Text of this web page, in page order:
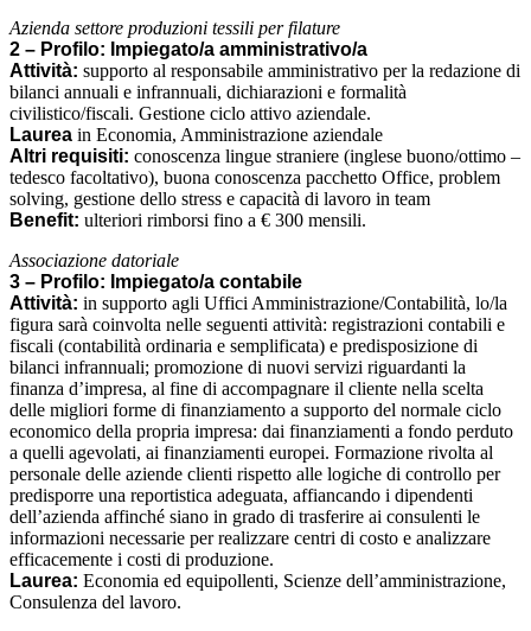
Azienda settore produzioni tessili per filature
2 – Profilo: Impiegato/a amministrativo/a
Attività: supporto al responsabile amministrativo per la redazione di
bilanci annuali e infrannuali, dichiarazioni e formalità
civilistico/fiscali. Gestione ciclo attivo aziendale.
Laurea in Economia, Amministrazione aziendale
Altri requisiti: conoscenza lingue straniere (inglese buono/ottimo –
tedesco facoltativo), buona conoscenza pacchetto Office, problem
solving, gestione dello stress e capacità di lavoro in team
Benefit: ulteriori rimborsi fino a € 300 mensili.
Associazione datoriale
3 – Profilo: Impiegato/a contabile
Attività: in supporto agli Uffici Amministrazione/Contabilità, lo/la
figura sarà coinvolta nelle seguenti attività: registrazioni contabili e
fiscali (contabilità ordinaria e semplificata) e predisposizione di
bilanci infrannuali; promozione di nuovi servizi riguardanti la
finanza d’impresa, al fine di accompagnare il cliente nella scelta
delle migliori forme di finanziamento a supporto del normale ciclo
economico della propria impresa: dai finanziamenti a fondo perduto
a quelli agevolati, ai finanziamenti europei. Formazione rivolta al
personale delle aziende clienti rispetto alle logiche di controllo per
predisporre una reportistica adeguata, affiancando i dipendenti
dell’azienda affinché siano in grado di trasferire ai consulenti le
informazioni necessarie per realizzare centri di costo e analizzare
efficacemente i costi di produzione.
Laurea: Economia ed equipollenti, Scienze dell’amministrazione,
Consulenza del lavoro.